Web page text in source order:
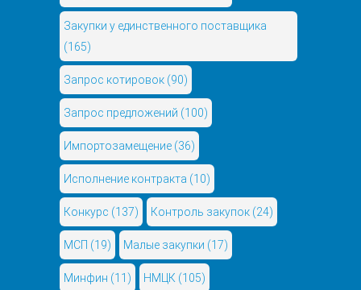
Закупки у единственного поставщика
(165)
Запрос котировок (90)
Запрос предложений (100)
Импортозамещение (36)
Исполнение контракта (10)
Конкурс (137) Контроль закупок (24)
МСП (19) Малые закупки (17)
Минфин (11) НМЦК (105)